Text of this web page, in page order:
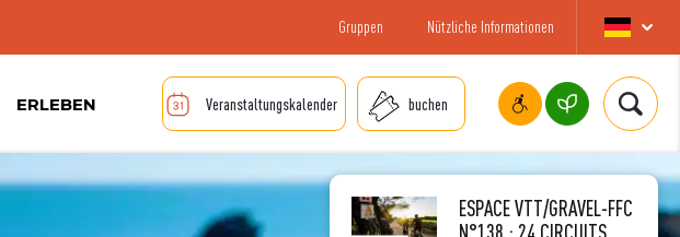
Gruppen Nützliche Informationen
ERLEBEN Veranstaltungskalender buchen
ESPACE VTT/GRAVEL-FFC